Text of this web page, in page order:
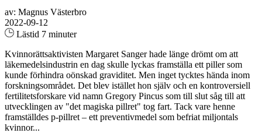
av: Magnus Västerbro
2022-09-12
Lästid 7 minuter
Kvinnorättsaktivisten Margaret Sanger hade länge drömt om att
läkemedelsindustrin en dag skulle lyckas framställa ett piller som
kunde förhindra oönskad graviditet. Men inget tycktes hända inom
forskningsområdet. Det blev istället hon själv och en kontroversiell
fertilitetsforskare vid namn Gregory Pincus som till slut såg till att
utvecklingen av "det magiska pillret" tog fart. Tack vare henne
framställdes p-pillret – ett preventivmedel som befriat miljontals
kvinnor...